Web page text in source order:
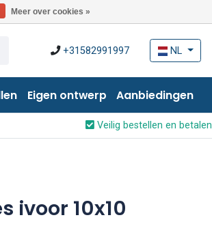
Meer over cookies »
+31582991997 NL
Eigen ontwerp Aanbiedingen
Veilig bestellen en betalen
ivoor 10x10